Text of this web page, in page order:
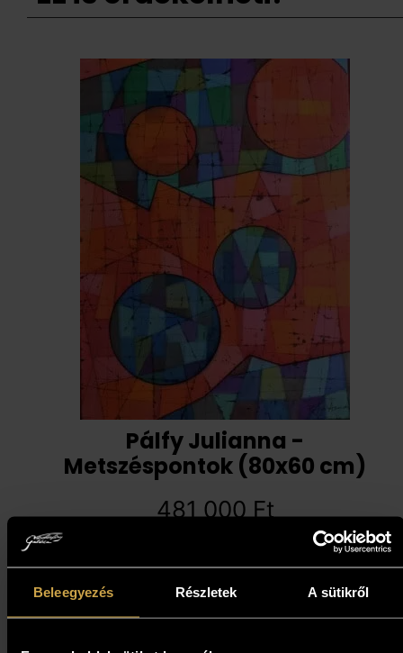
Beleegyezés Részletek A sütikről
Pálfy Julianna -
Metszéspontok (80x60 cm)
481 000Ft